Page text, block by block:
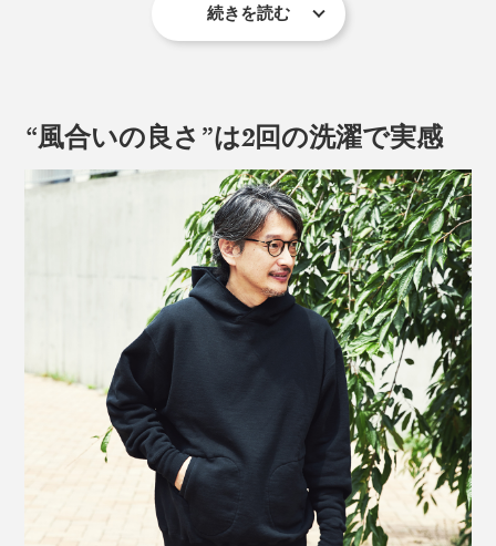
男性モデル：身長184cm(Lサイズ着用）
染色は、布上で化学反応を起こして色を定着させる「反
応染め」。
生地のセルロースという主成分に直接反応させて染色す
ることで、粒子の細かい染料が繊維の中まで均一にしっ
かりと染み込み、風合いを残したまま鮮やかに発色させ
ヴィンテージ・サイドラインパーカ（1920年製）、ダブルフェイス（二層）で仕
立てられている
経年変化したヴィンテージアーカイブから読み解くスウ
ェットの名作。もちろん、その100年前の姿なんて誰も
見ることができないのだから、幾度もの試行錯誤と考察
続きを読む
“風合いの良さ”は2回の洗濯で実感